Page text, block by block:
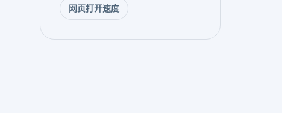
网页打开速度